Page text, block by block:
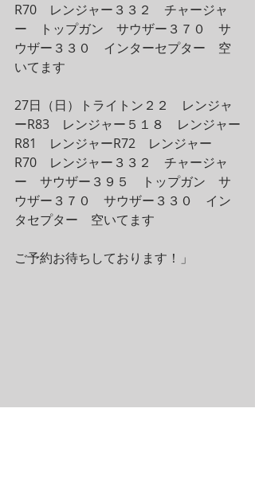
R70　レンジャー３３２　チャージャ
ー　トップガン　サウザー３７０　サ
ウザー３３０　インターセプター　空
いてます
27日（日）トライトン２２　レンジャ
ーR83　レンジャー５１８　レンジャー
R81　レンジャーR72　レンジャー
R70　レンジャー３３２　チャージャ
ー　サウザー３９５　トップガン　サ
ウザー３７０　サウザー３３０　イン
タセプター　空いてます
ご予約お待ちしております！」